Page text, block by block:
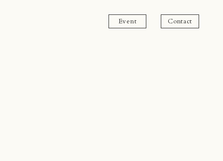
Event Contact